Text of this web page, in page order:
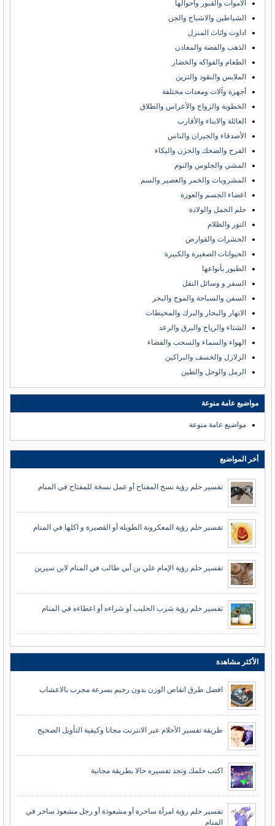
الاموات والقبور واحوالها
الشياطين والاشباح والجن
اداوت واثاث المنزل
الذهب والفضة والمعادن
الطعام والفواكه والخضار
الملابس والنقود والتزين
أجهزة وآلات ومعدات مختلفة
الخطوبة والزواج والأعراس والطلاق
العائلة والابناء والأقارب
الأصدقاء والجيران والناس
الفرح والضحك والحزن والبكاء
المشي والجلوس والنوم
المشروبات والخمر والعصير والسم
اعضاء الجسم والعورة
حلم الحمل والولادة
النور والظلام
الحشرات والقوارض
الحيوانات الصغيرة والكبيرة
الطيور بأنواعها
السفر و وسائل النقل
السفن والسباحة والموج والبحر
الانهار والبحار والبرك والمحيطات
الشتاء والرياح والبرق والرعد
الهواء والسماء والسحب والفضاء
الزلازل والخسف والبراكين
الرمل والوحل والطين
مواضيع عامة منوعة
مواضيع عامة منوعة
أخر المواضيع
تفسير حلم رؤية نسخ المفتاح أو عمل نسخة للمفتاح في المنام
تفسير حلم رؤية المعكرونة الطويلة أو القصيرة و اكلها في المنام
تفسير حلم رؤية الإمام علي بن أبي طالب في المنام لابن سيرين
تفسير حلم رؤية شرب الحليب أو شراءه أو اعطاءه في المنام
الأكثر مشاهدة
افضل طرق انقاص الوزن بدون رجيم بسرعة مجرب بالاعشاب
طريقة تفسير الأحلام عبر الانترنت مجانا وكيفية التأويل الصحيح
اكتب حلمك وتجد تفسيره حالا بطريقة مجانية
تفسير حلم رؤية امرأة ساحرة أو مشعوذة أو رجل مشعوذ ساحر في
المنام